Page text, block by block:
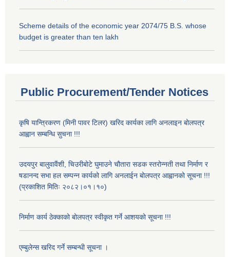
Scheme details of the economic year 2074/75 B.S. whose
budget is greater than ten lakh
Public Procurement/Tender Notices
कृषि यान्त्रिकरण (मिनी पावर टिलर) खरिद कार्यका लागि अनलाइन बोलपत्र
आह्वान सम्बन्धि सुचना !!!
उदयपुर बालुवावैंशी, चिउरीबोटे घुमाउने चौतारा सडक स्तरोन्नती तथा निर्माण र
षडानन्द सभा हल सम्पन्न कार्यको लागि अनलाईन बोलपत्र आह्वानको सूचना !!!
(प्रकाशित मितिः २०८२।०१।१०)
निर्माण कार्य ठेक्काको बोलपत्र स्वीकृत गर्ने आशयको सूचना !!!
एम्बुलेन्स खरिद गर्ने सम्बन्धी सूचना ।